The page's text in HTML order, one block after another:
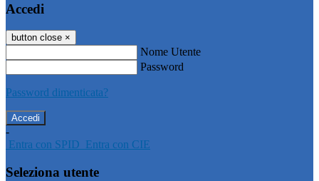
Accedi
button close ×
Nome Utente
Password
Password dimenticata?
-
Entra con SPID Entra con CIE
Seleziona utente